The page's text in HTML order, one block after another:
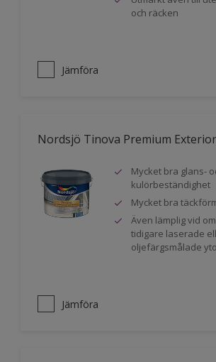
och räcken
Jämföra
Nordsjö Tinova Premium
Mycket bra glans-
kulörbeständighet
Mycket bra
Även lämplig vid
tidigare laserade
oljefärgsmålade
Jämföra